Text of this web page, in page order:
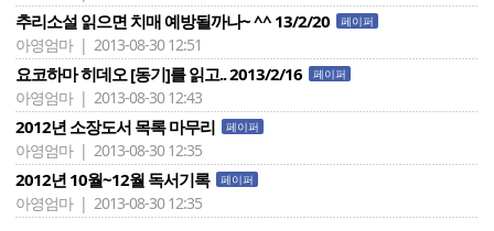
추리소설 읽으면 치매 예방될까나~ ^^ 13/2/20 페이퍼
아영엄마 | 2013-08-30 12:51
요코하마 히데오 [동기]를 읽고.. 2013/2/16 페이퍼
아영엄마 | 2013-08-30 12:43
2012년 소장도서 목록 마무리 페이퍼
아영엄마 | 2013-08-30 12:35
2012년 10월~12월 독서기록 페이퍼
아영엄마 | 2013-08-30 12:35